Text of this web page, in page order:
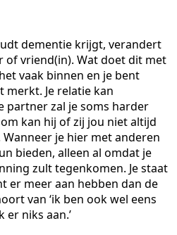
dementie krijgt, verandert
of vriend(in). Wat doet dit met
vaak binnen en je bent
merkt. Je relatie kan
partner zal je soms harder
kan hij of zij jou niet altijd
je hier met anderen
bieden, alleen al omdat je
zult tegenkomen. Je staat
er meer aan hebben dan de
van ‘ik ben ook wel eens
er niks aan.’